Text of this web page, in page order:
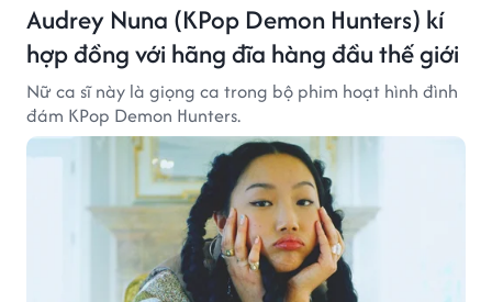
Audrey Nuna (KPop Demon Hunters) kí
hợp đồng với hãng đĩa hàng đầu thế giới
Nữ ca sĩ này là giọng ca trong bộ phim hoạt hình đình
đám KPop Demon Hunters.